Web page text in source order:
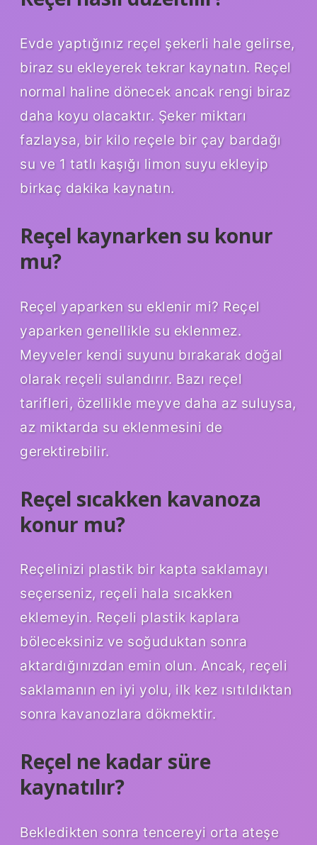
Evde yaptığınız reçel şekerli hale gelirse,
biraz su ekleyerek tekrar kaynatın. Reçel
normal haline dönecek ancak rengi biraz
daha koyu olacaktır. Şeker miktarı
fazlaysa, bir kilo reçele bir çay bardağı
su ve 1 tatlı kaşığı limon suyu ekleyip
birkaç dakika kaynatın.
Reçel kaynarken su konur
mu?
Reçel yaparken su eklenir mi? Reçel
yaparken genellikle su eklenmez.
Meyveler kendi suyunu bırakarak doğal
olarak reçeli sulandırır. Bazı reçel
tarifleri, özellikle meyve daha az suluysa,
az miktarda su eklenmesini de
gerektirebilir.
Reçel sıcakken kavanoza
konur mu?
Reçelinizi plastik bir kapta saklamayı
seçerseniz, reçeli hala sıcakken
eklemeyin. Reçeli plastik kaplara
böleceksiniz ve soğuduktan sonra
aktardığınızdan emin olun. Ancak, reçeli
saklamanın en iyi yolu, ilk kez ısıtıldıktan
sonra kavanozlara dökmektir.
Reçel ne kadar süre
kaynatılır?
Bekledikten sonra tencereyi orta ateşe